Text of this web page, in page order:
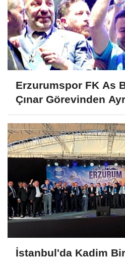
Erzurumspor FK As
Çınar Görevinden
İstanbul'da Kadim